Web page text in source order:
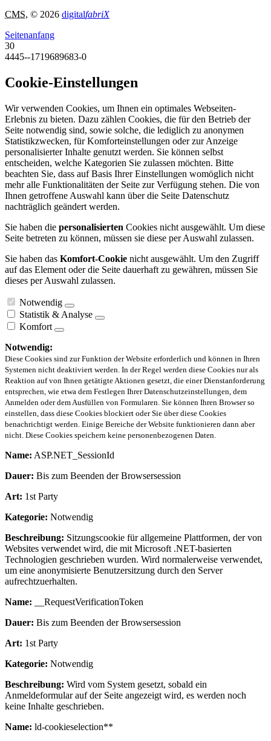
CMS, © 2026 digitalfabriX
Seitenanfang
30
4445--1719689683-0
Cookie-Einstellungen
Wir verwenden Cookies, um Ihnen ein optimales Webseiten-
Erlebnis zu bieten. Dazu zählen Cookies, die für den Betrieb der
Seite notwendig sind, sowie solche, die lediglich zu anonymen
Statistikzwecken, für Komforteinstellungen oder zur Anzeige
personalisierter Inhalte genutzt werden. Sie können selbst
entscheiden, welche Kategorien Sie zulassen möchten. Bitte
beachten Sie, dass auf Basis Ihrer Einstellungen womöglich nicht
mehr alle Funktionalitäten der Seite zur Verfügung stehen. Die von
Ihnen getroffene Auswahl kann über die Seite Datenschutz
nachträglich geändert werden.
Sie haben die personalisierten Cookies nicht ausgewählt. Um diese
Seite betreten zu können, müssen sie diese per Auswahl zulassen.
Sie haben das Komfort-Cookie nicht ausgewählt. Um den Zugriff
auf das Element oder die Seite dauerhaft zu gewähren, müssen Sie
dieses per Auswahl zulassen.
Notwendig
Statistik & Analyse
Komfort
Notwendig:
Diese Cookies sind zur Funktion der Website erforderlich und können in Ihren
Systemen nicht deaktiviert werden. In der Regel werden diese Cookies nur als
Reaktion auf von Ihnen getätigte Aktionen gesetzt, die einer Dienstanforderung
entsprechen, wie etwa dem Festlegen Ihrer Datenschutzeinstellungen, dem
Anmelden oder dem Ausfüllen von Formularen. Sie können Ihren Browser so
einstellen, dass diese Cookies blockiert oder Sie über diese Cookies
benachrichtigt werden. Einige Bereiche der Website funktionieren dann aber
nicht. Diese Cookies speichern keine personenbezogenen Daten.
Name: ASP.NET_SessionId
Dauer: Bis zum Beenden der Browsersession
Art: 1st Party
Kategorie: Notwendig
Beschreibung: Sitzungscookie für allgemeine Plattformen, der von
Websites verwendet wird, die mit Microsoft .NET-basierten
Technologien geschrieben wurden. Wird normalerweise verwendet,
um eine anonymisierte Benutzersitzung durch den Server
aufrechtzuerhalten.
Name: __RequestVerificationToken
Dauer: Bis zum Beenden der Browsersession
Art: 1st Party
Kategorie: Notwendig
Beschreibung: Wird vom System gesetzt, sobald ein
Anmeldeformular auf der Seite angezeigt wird, es werden noch
keine Inhalte geschrieben.
Name: ld-cookieselection**